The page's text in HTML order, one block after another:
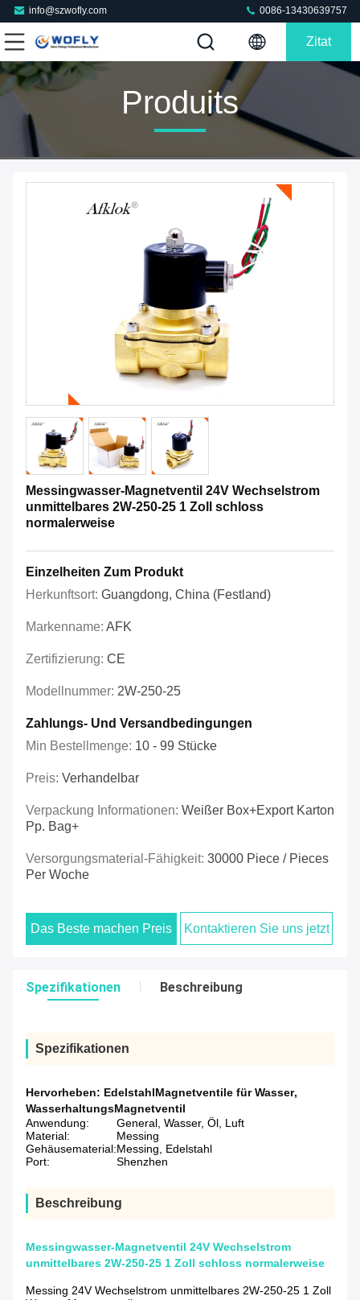
info@szwofly.com 0086-13430639757
Zitat
Produits
Messingwasser-Magnetventil 24V Wechselstrom
unmittelbares 2W-250-25 1 Zoll schloss
normalerweise
Einzelheiten Zum Produkt
Herkunftsort: Guangdong, China (Festland)
Markenname: AFK
Zertifizierung: CE
Modellnummer: 2W-250-25
Zahlungs- Und Versandbedingungen
Min Bestellmenge: 10 - 99 Stücke
Preis: Verhandelbar
Verpackung Informationen: Weißer Box+export Karton
Pp. Bag+
Versorgungsmaterial-Fähigkeit: 30000 Piece / Pieces
Per Woche
Das Beste machen Preis Kontaktieren Sie uns jetzt
Spezifikationen Beschreibung
Spezifikationen
Hervorheben: EdelstahlMagnetventile für Wasser,
WasserhaltungsMagnetventil
Anwendung:
General, Wasser, Öl, Luft
Material:
Messing
Gehäusematerial:Messing, Edelstahl
Port:
Shenzhen
Beschreibung
Messingwasser-Magnetventil 24V Wechselstrom
unmittelbares 2W-250-25 1 Zoll schloss normalerweise
Messing 24V Wechselstrom unmittelbares 2W-250-25 1 Zoll